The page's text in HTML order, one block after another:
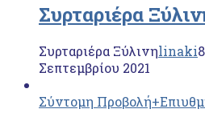
Συρταριέρα
Συρταριέρα Ξύλινηlinaki
Σεπτεμβρίου 2021
Σύντομη Προβολή